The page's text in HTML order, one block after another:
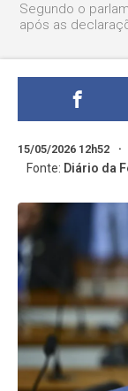
Segundo o
após as
15/05/2026 12h52
Fonte: Diário da